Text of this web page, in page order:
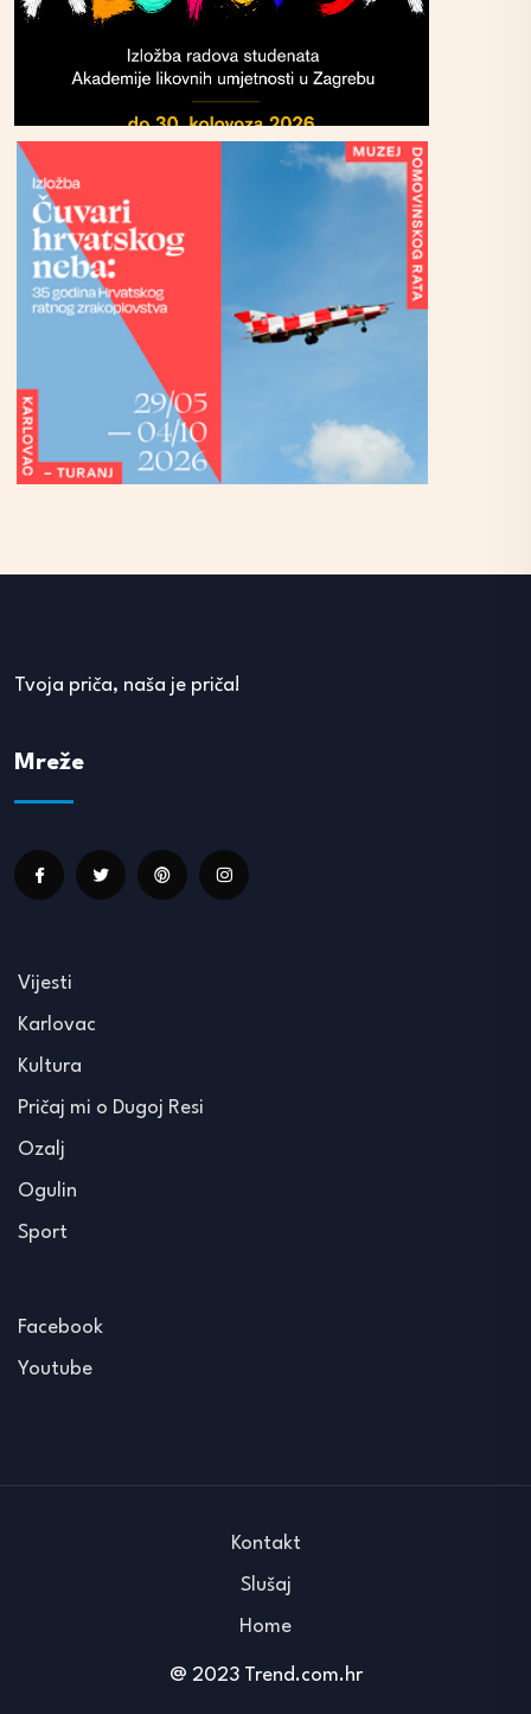
Tvoja priča, naša je priča!
Mreže
Vijesti
Karlovac
Kultura
Pričaj mi o Dugoj Resi
Ozalj
Ogulin
Sport
Facebook
Youtube
@ 2023 Trend.com.hr
Kontakt
Slušaj
Home